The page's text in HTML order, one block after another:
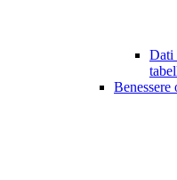
Dati
Benessere